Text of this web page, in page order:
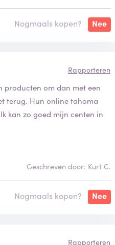
Nogmaals kopen? Nee
Rapporteren
producten om dan met een
terug. Hun online tahoma
kan zo goed mijn centen in
Geschreven door: Kurt C.
Nogmaals kopen? Nee
Rapporteren